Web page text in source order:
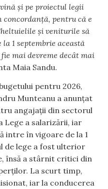
și pe proiectul legii
pentru că e
și veniturile să
1 septembrie această
mai devreme decât mai
Maia Sandu.
pentru 2026,
Munteanu a anunțat
angajații din sectorul
Lege a salarizării, iar
intre în vigoare de la 1
de lege a fost ulterior
însă a stârnit critici din
La scurt timp,
iar la conducerea